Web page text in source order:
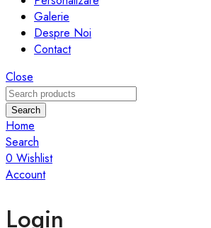
Galerie
Despre Noi
Contact
Close
Search
Home
Search
0 Wishlist
Account
Login